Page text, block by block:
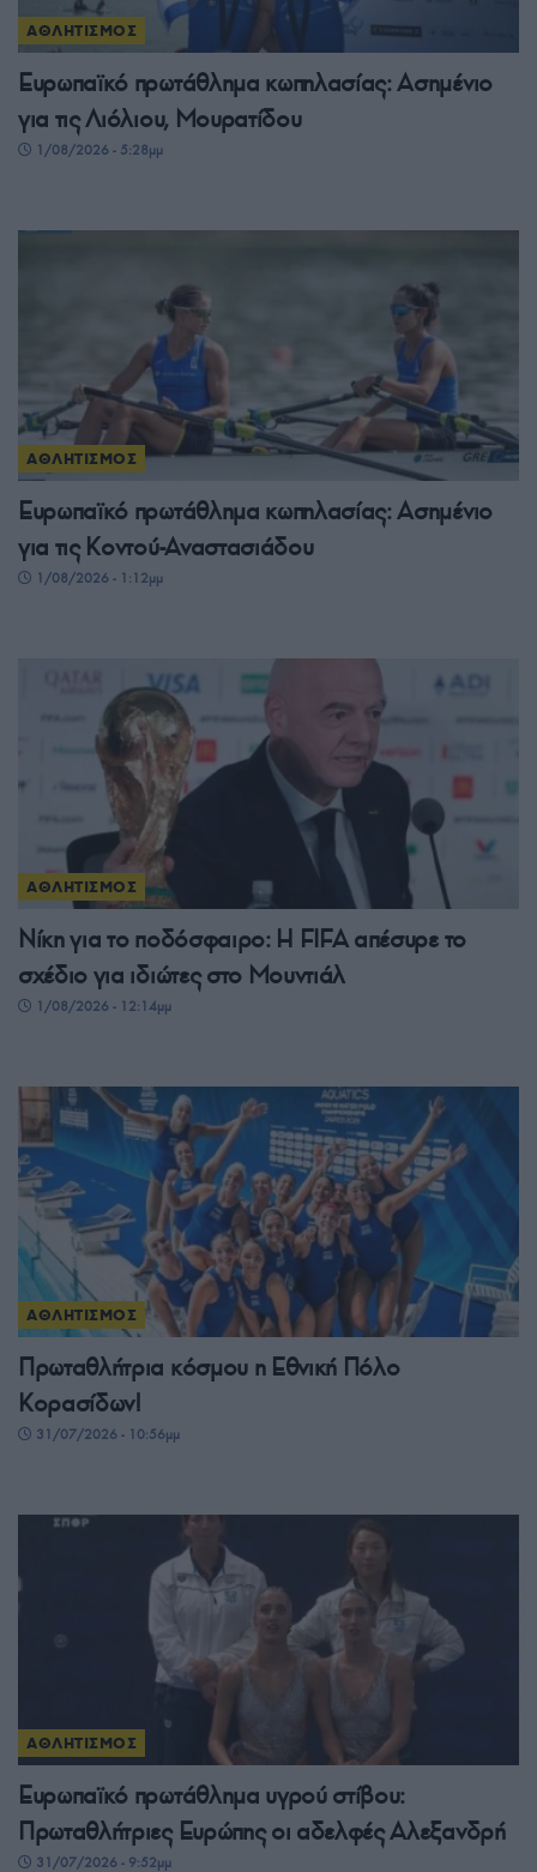
ΑΘΛΗΤΙΣΜΟΣ
Ευρωπαϊκό πρωτάθλημα κωπηλασίας: Ασημένιο
για τις Λιόλιου, Μουρατίδου
1/08/2026 - 5:28μμ
ΑΘΛΗΤΙΣΜΟΣ
Ευρωπαϊκό πρωτάθλημα κωπηλασίας: Ασημένιο
για τις Κοντού-Αναστασιάδου
1/08/2026 - 1:12μμ
ΑΘΛΗΤΙΣΜΟΣ
Νίκη για το ποδόσφαιρο: Η FIFA απέσυρε το
σχέδιο για ιδιώτες στο Μουντιάλ
1/08/2026 - 12:14μμ
ΑΘΛΗΤΙΣΜΟΣ
Πρωταθλήτρια κόσμου η Εθνική Πόλο
Κορασίδων!
31/07/2026 - 10:56μμ
ΑΘΛΗΤΙΣΜΟΣ
Ευρωπαϊκό πρωτάθλημα υγρού στίβου:
Πρωταθλήτριες Ευρώπης οι αδελφές Αλεξανδρή
31/07/2026 - 9:52μμ